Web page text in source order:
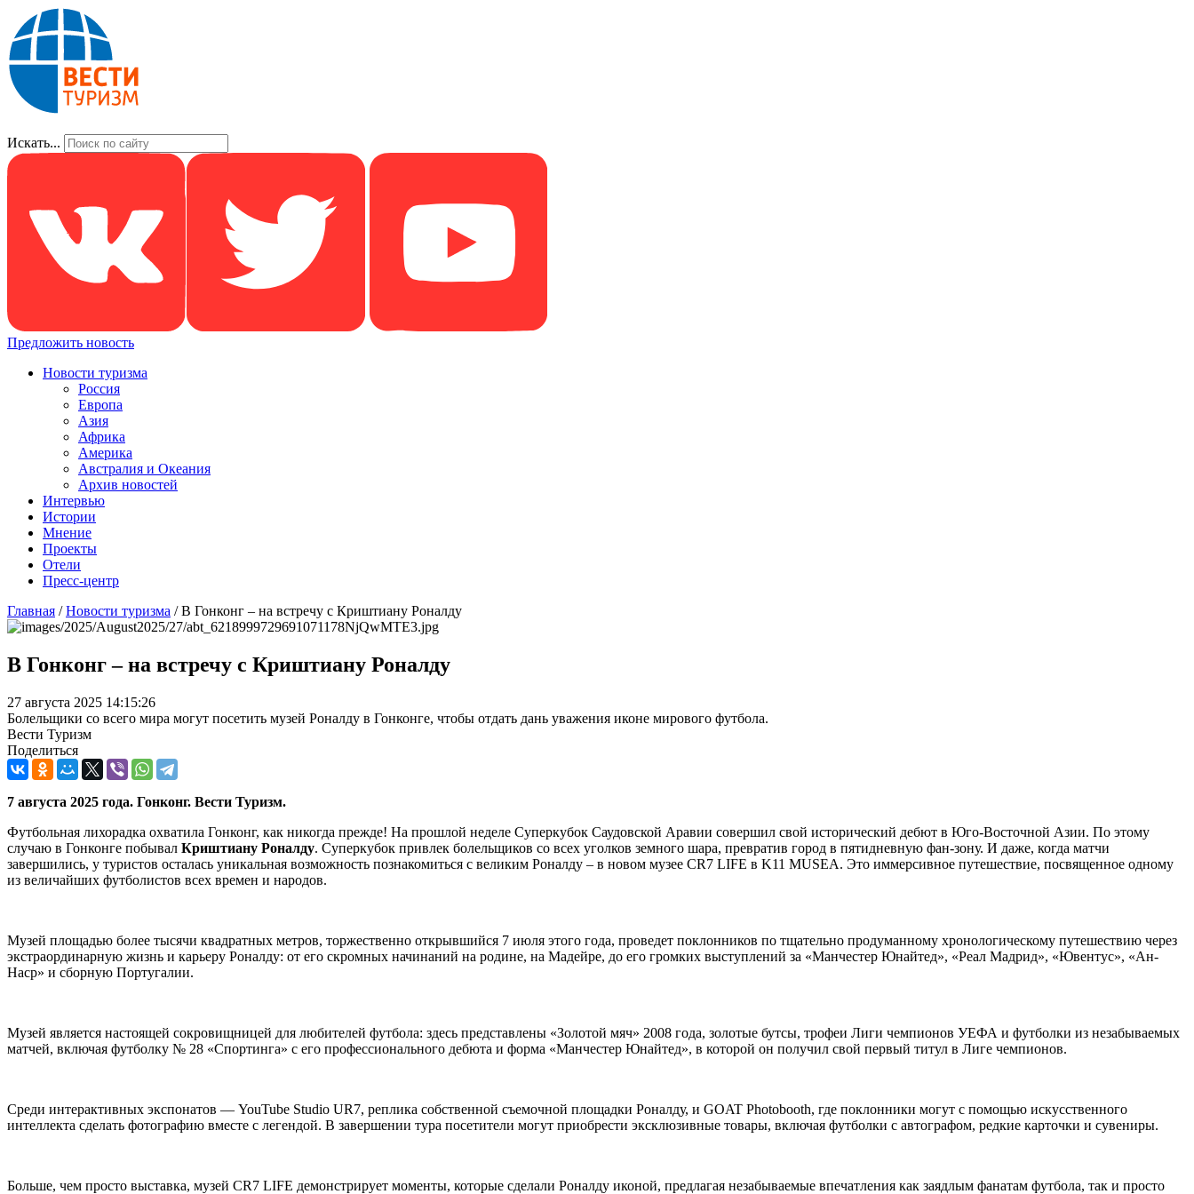
Искать...
Предложить новость
Новости туризма
Россия
Европа
Азия
Африка
Америка
Австралия и Океания
Архив новостей
Интервью
Истории
Мнение
Проекты
Отели
Пресс-центр
Главная /Новости туризма /В Гонконг – на встречу с Криштиану Роналду
В Гонконг – на встречу с Криштиану Роналду
27 августа 2025 14:15:26
Болельщики со всего мира могут посетить музей Роналду в Гонконге, чтобы отдать дань уважения иконе мирового футбола.
Вести Туризм
Поделиться
7 августа 2025 года. Гонконг. Вести Туризм.
Футбольная лихорадка охватила Гонконг, как никогда прежде! На прошлой неделе Суперкубок Саудовской Аравии совершил свой исторический дебют в Юго-Восточной Азии. По этому
случаю в Гонконге побывал Криштиану Роналду. Суперкубок привлек болельщиков со всех уголков земного шара, превратив город в пятидневную фан-зону. И даже, когда матчи
завершились, у туристов осталась уникальная возможность познакомиться с великим Роналду – в новом музее CR7 LIFE в K11 MUSEA. Это иммерсивное путешествие, посвященное одному
из величайших футболистов всех времен и народов.
Музей площадью более тысячи квадратных метров, торжественно открывшийся 7 июля этого года, проведет поклонников по тщательно продуманному хронологическому путешествию через
экстраординарную жизнь и карьеру Роналду: от его скромных начинаний на родине, на Мадейре, до его громких выступлений за «Манчестер Юнайтед», «Реал Мадрид», «Ювентус», «Ан-
Наср» и сборную Португалии.
Музей является настоящей сокровищницей для любителей футбола: здесь представлены «Золотой мяч» 2008 года, золотые бутсы, трофеи Лиги чемпионов УЕФА и футболки из незабываемых
матчей, включая футболку № 28 «Спортинга» с его профессионального дебюта и форма «Манчестер Юнайтед», в которой он получил свой первый титул в Лиге чемпионов.
Среди интерактивных экспонатов — YouTube Studio UR7, реплика собственной съемочной площадки Роналду, и GOAT Photobooth, где поклонники могут с помощью искусственного
интеллекта сделать фотографию вместе с легендой. В завершении тура посетители могут приобрести эксклюзивные товары, включая футболки с автографом, редкие карточки и сувениры.
Больше, чем просто выставка, музей CR7 LIFE демонстрирует моменты, которые сделали Роналду иконой, предлагая незабываемые впечатления как заядлым фанатам футбола, так и просто